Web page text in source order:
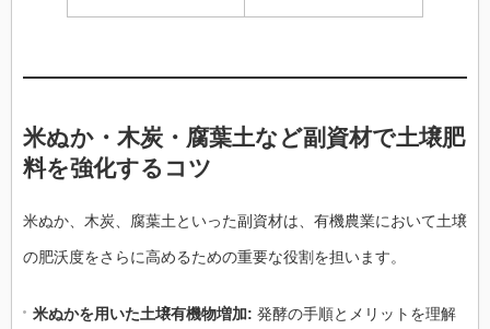
米ぬか・木炭・腐葉土など副資材で土壌肥
料を強化するコツ
米ぬか、木炭、腐葉土といった副資材は、有機農業において土壌
の肥沃度をさらに高めるための重要な役割を担います。
米ぬかを用いた土壌有機物増加: 発酵の手順とメリットを理解